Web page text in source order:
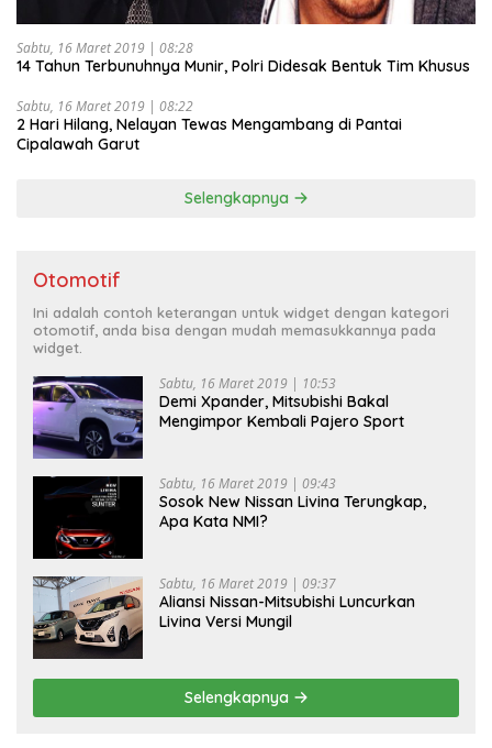
Sabtu, 16 Maret 2019 | 08:28
14 Tahun Terbunuhnya Munir, Polri Didesak Bentuk Tim Khusus
Sabtu, 16 Maret 2019 | 08:22
2 Hari Hilang, Nelayan Tewas Mengambang di Pantai
Cipalawah Garut
Selengkapnya
Otomotif
Ini adalah contoh keterangan untuk widget dengan kategori
otomotif, anda bisa dengan mudah memasukkannya pada
widget.
Sabtu, 16 Maret 2019 | 10:53
Demi Xpander, Mitsubishi Bakal
Mengimpor Kembali Pajero Sport
Sabtu, 16 Maret 2019 | 09:43
Sosok New Nissan Livina Terungkap,
Apa Kata NMI?
Sabtu, 16 Maret 2019 | 09:37
Aliansi Nissan-Mitsubishi Luncurkan
Livina Versi Mungil
Selengkapnya